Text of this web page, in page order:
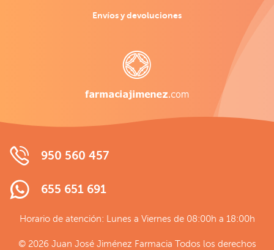
Envíos y devoluciones
950 560 457
655 651 691
Horario de atención: Lunes a Viernes de 08:00h a 18:00h
© 2026 Juan José Jiménez Farmacia Todos los derechos